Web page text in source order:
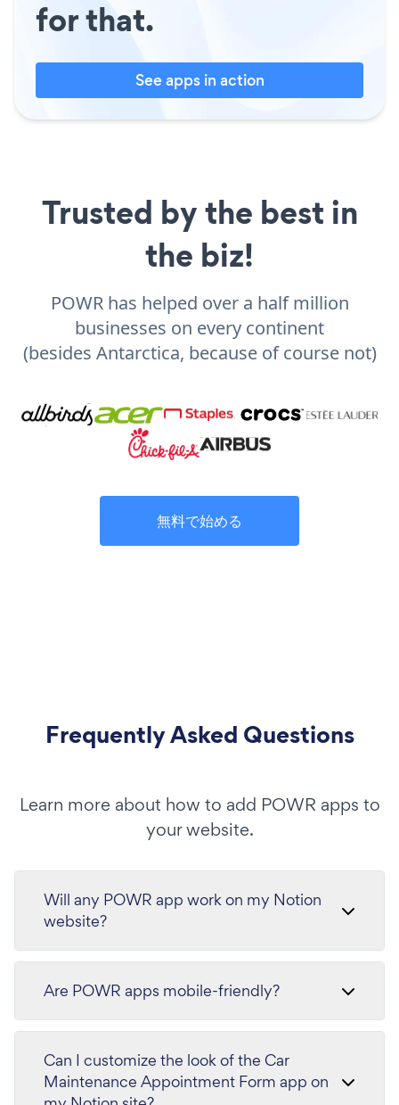
for that.
See apps in action
Trusted by the best in
the biz!
POWR has helped over a half million
businesses on every continent
(besides Antarctica, because of course not)
無料で始める
Frequently Asked Questions
Learn more about how to add POWR apps to
your website.
Will any POWR app work on my Notion
website?
Are POWR apps mobile-friendly?
Can I customize the look of the Car
Maintenance Appointment Form app on